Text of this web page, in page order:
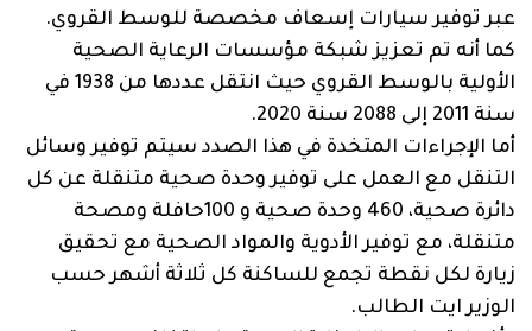
عبر توفير سيارات إسعاف مخصصة للوسط القروي.
كما أنه تم تعزيز شبكة مؤسسات الرعاية الصحية
الأولية بالوسط القروي حيث انتقل عددها من 1938 في
سنة 2011 إلى 2088 سنة 2020.
أما الإجراءات المتخدة في هذا الصدد سيتم توفير وسائل
التنقل مع العمل على توفير وحدة صحية متنقلة عن كل
دائرة صحية، 460 وحدة صحية و 100حافلة ومصحة
متنقلة، مع توفير الأدوية والمواد الصحية مع تحقيق
زيارة لكل نقطة تجمع للساكنة كل ثلاثة أشهر حسب
الوزير ايت الطالب.